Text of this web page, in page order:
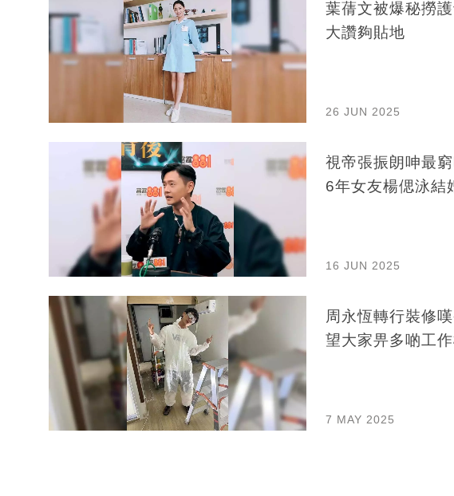
葉蒨文被爆秘撈
大讚夠貼地
26 JUN 2025
視帝張振朗呻最
6年女友楊偲泳結
16 JUN 2025
周永恆轉行裝修
望大家畀多啲工
7 MAY 2025